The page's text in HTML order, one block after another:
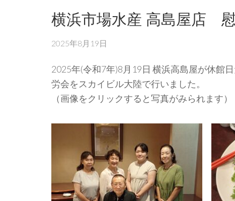
横浜市場水産 高島屋店
2025年8月19日
2025年(令和7年)8月19日 横浜高島屋が休館
労会をスカイビル大陸で行いました。
（画像をクリックすると写真がみられます）